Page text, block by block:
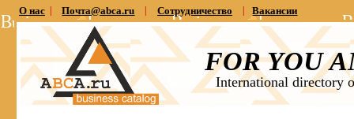
О нас Почта@abca.ru Сотрудничество Вакансии
FOR YOU
International directory